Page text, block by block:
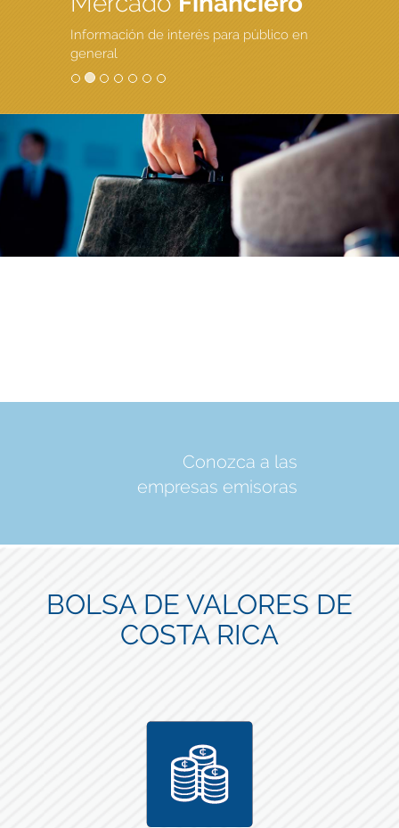
Información de interés para público en
general
Conozca a las
empresas emisoras
BOLSA DE VALORES DE
COSTA RICA